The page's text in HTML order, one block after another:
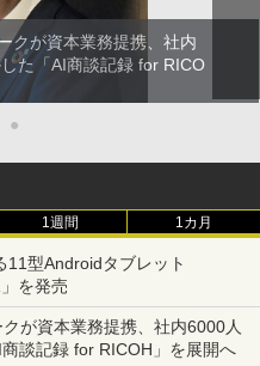
クが資本業務提携、社内
た「AI商談記録 for RICO
●
1週間 1カ月
11型Androidタブレット
を発売
が資本業務提携、社内6000人
談記録 for RICOH」を展開へ